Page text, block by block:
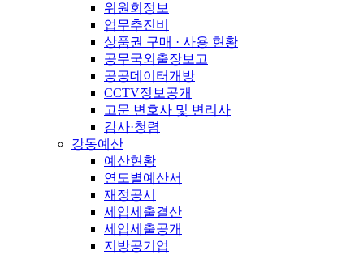
위원회정보
업무추진비
상품권 구매 · 사용 현황
공무국외출장보고
공공데이터개방
CCTV정보공개
고문 변호사 및 변리사
감사·청렴
강동예산
예산현황
연도별예산서
재정공시
세입세출결산
세입세출공개
지방공기업